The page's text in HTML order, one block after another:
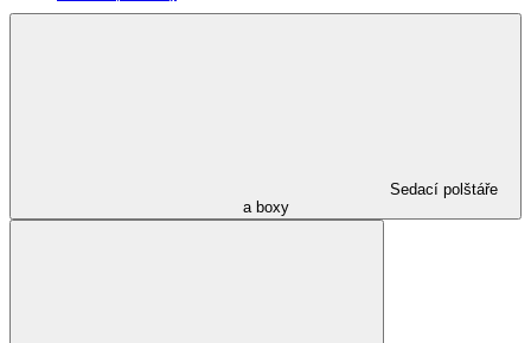
Sedací polštáře
a boxy